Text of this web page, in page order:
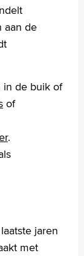
aan de
in de buik of
of
.
jaren
met